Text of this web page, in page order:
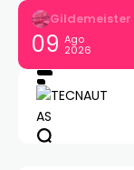
09 Ago
2026